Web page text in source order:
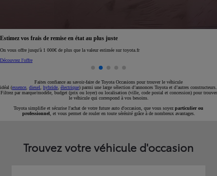
Réservez en ligne votre occasion pour 1€ seulement
Réservez en ligne
Faites confiance au savoir-faire de Toyota Occasions pour trouver le véhicule
idéal (essence diesel hybride électrique) parmi une large sélection d’annonces Toyota et d’autres constructeurs.
Filtrez par marque/modèle, budget (prix ou loyer) ou localisation (ville, code postal et concession) pour trouver
le véhicule qui correspond à vos besoins.
Toyota simplifie et sécurise l'achat de votre future auto d'occasion, que vous soyez particulier ou
professionnel , et vous permet de rouler en toute sérénité grâce à de nombreux avantages.
Trouvez votre véhicule d'occasion